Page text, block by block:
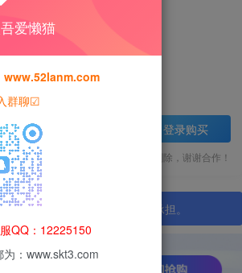
登录购买
学习研究使用，请在下载后24h内删除，谢谢合作！
除，违规后果由使用者自行承担。
爱懒猫
www.52lanm.com
群聊☑
QQ：12225150
：www.skt3.com